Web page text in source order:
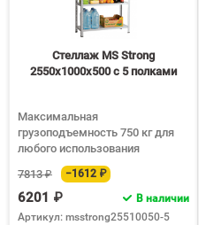
Стеллаж MS Strong
2550х1000х500 c 5 полками
Максимальная
грузоподъемность 750 кг для
любого использования
7813 ₽
−1612 ₽
6201 ₽
В наличии
Артикул: msstrong25510050-5